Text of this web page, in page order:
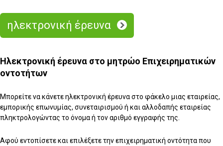
ηλεκτρονική έρευνα
Ηλεκτρονική έρευνα στο μητρώο Επιχειρηματικών
οντοτήτων
Μπορείτε να κάνετε ηλεκτρονική έρευνα στο φάκελο μιας εταιρείας,
εμπορικής επωνυμίας, συνεταιρισμού ή και αλλοδαπής εταιρείας
πληκτρολογώντας το όνομα ή τον αριθμό εγγραφής της.
Αφού εντοπίσετε και επιλέξετε την επιχειρηματική οντότητα που